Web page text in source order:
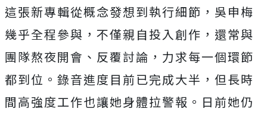
這張新專輯從概念發想到執行細節，吳申梅
幾乎全程參與， 不僅親自投入創作，還常與
團隊熬夜開會、反覆討論， 力求每一個環節
都到位。錄音進度目前已完成大半， 但長時
間高強度工作也讓她身體拉警報。 日前她仍